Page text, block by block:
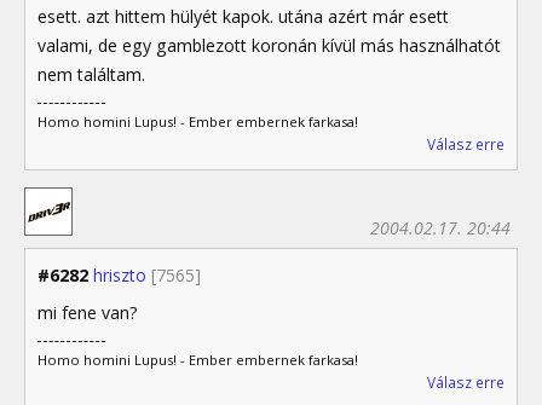
esett. azt hittem hülyét kapok. utána azért már esett
valami, de egy gamblezott koronán kívül más használhatót
nem találtam.
Homo homini Lupus! - Ember embernek farkasa!
Válasz erre
#6282 hriszto [7565]
2004.02.17. 20:44
mi fene van?
Homo homini Lupus! - Ember embernek farkasa!
Válasz erre